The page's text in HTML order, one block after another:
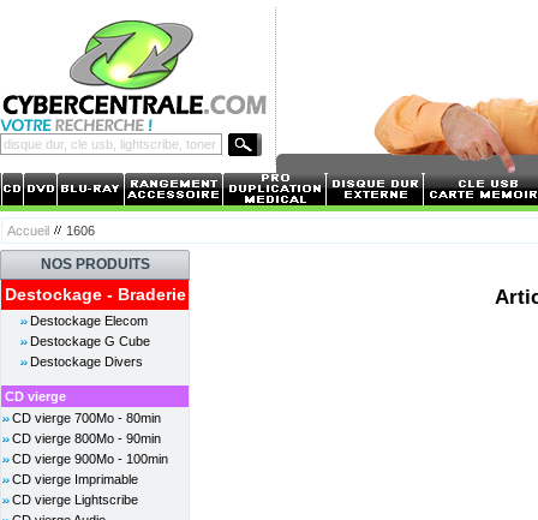
Accueil 1606
NOS PRODUITS
Destockage - Braderie
Destockage Elecom
Destockage G Cube
Destockage Divers
CD vierge
CD vierge 700Mo - 80min
CD vierge 800Mo - 90min
CD vierge 900Mo - 100min
CD vierge Imprimable
CD vierge Lightscribe